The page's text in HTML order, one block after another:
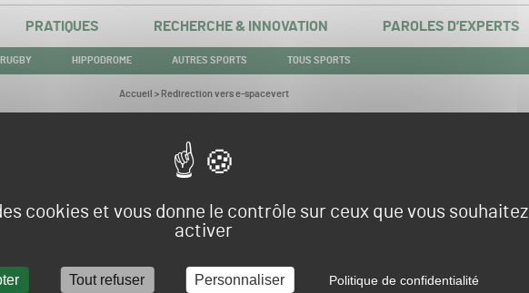
cookies et vous donne le contrôle sur ceux que vous souhaitez
activer
Tout refuser Personnaliser Politique de confidentialité
PRATIQUES RECHERCHE & INNOVATION PAROLES D’EXPERTS
RUGBY HIPPODROME AUTRES SPORTS TOUS SPORTS
Vous
Accueil > Redirection vers e-spacevert
Redirection vers e-spacevert
POURSUIVRE VERS E-SPACEVERT BY SALONVERT